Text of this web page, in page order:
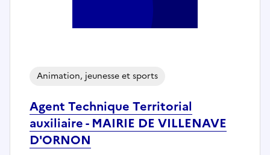
Agent Technique Territorial
auxiliaire - MAIRIE DE VILLENAVE
D'ORNON
Animation, jeunesse et sports